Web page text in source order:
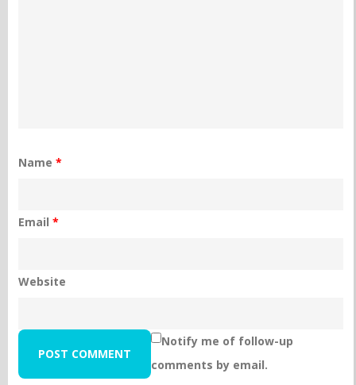
Name*
Email*
Website
Notify me of follow-up
comments by email.